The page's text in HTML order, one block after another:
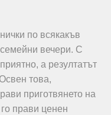
по всякакъв
вечери. С
а резултатът
това,
приготвянето на
прави ценен